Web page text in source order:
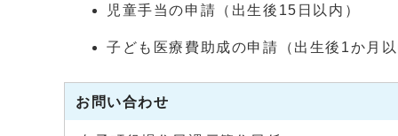
児童手当の申請（出生後15日以内）
子ども医療費助成の申請（出生後1か月以
お問い合わせ